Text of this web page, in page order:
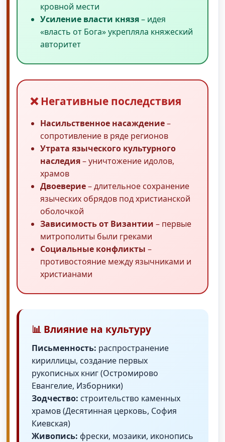
кровной мести
Усиление власти князя– идея
«власть от Бога» укрепляла княжеский
авторитет
❌ Негативные последствия
Насильственное насаждение–
сопротивление в ряде регионов
Утрата языческого культурного
наследия– уничтожение идолов,
храмов
Двоеверие– длительное сохранение
языческих обрядов под христианской
оболочкой
Зависимость от Византии – первые
митрополиты были греками
Социальные конфликты –
противостояние между язычниками и
христианами
📊 Влияние на культуру
Письменность: распространение
кириллицы, создание первых
рукописных книг (Остромирово
Евангелие, Изборники)
Зодчество: строительство каменных
храмов (Десятинная церковь, София
Киевская)
Живопись: фрески, мозаики, иконопись